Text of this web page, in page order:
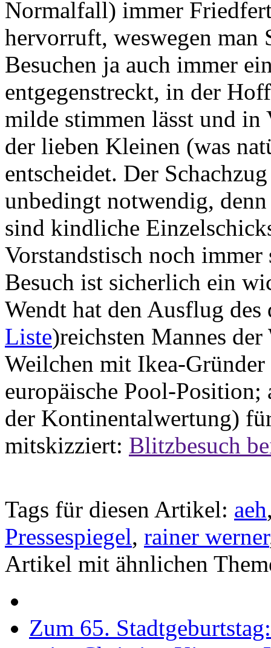
Normalfall) immer
hervorruft, weswegen man
Besuchen ja auch immer
entgegenstreckt, in der
milde stimmen lässt und in
der lieben Kleinen (was
entscheidet. Der
unbedingt notwendig,
sind kindliche
Vorstandstisch noch
Besuch ist sicherlich ein
Wendt hat den Ausflug
Liste)reichsten Mannes
Weilchen mit Ikea-
europäische Pool-
der Kontinentalwertung)
mitskizziert: Blitzbesuch
Tags für diesen Artikel: aeh
Pressespiegel, rainer werner
Artikel mit ähnlichen
Zum 65.